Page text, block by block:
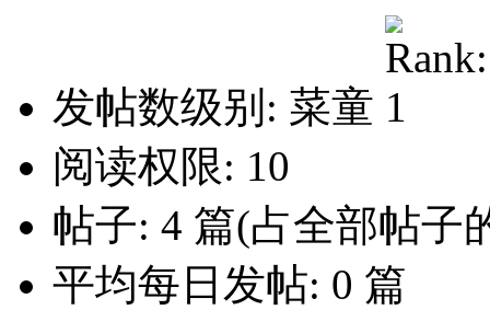
发帖数级别: 菜童
阅读权限: 10
帖子: 4 篇(占全部帖子
平均每日发帖: 0 篇